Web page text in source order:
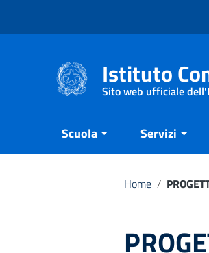
Istituto
Sito web ufficiale
Scuola Servizi
Home /